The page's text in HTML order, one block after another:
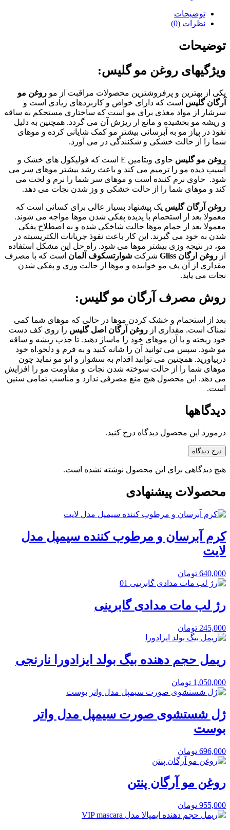
توضیحات
نظرات (0)
توضیحات
ویژگیهای روغن مو گلیس:
یکی از بهترین و پرفروشترین محصولات مراقبت از مو روغن مو
آرگان گلیس است که دارای خواص و کاربردهای زیادی است و
سرشار از مواد مغذی برای مو است که ساختاری مستحکم به ساقه
و ریشه مو بخشیده و مانع ار ریزش آن می گردد. همچنین به دلیل
نفوذ در پیاز مو به آبرسانی بیشتر مو کمک شایانی کرده و موهای
شما را از حالت خشکی و شکنندگی در می آورد.
روغن مو گلیس
حاوی ویتامین E است که فولیکول‌ های خشک و
آسیب دیده مو را ترمیم می کند و باعث رشد بیشتر موهای سر می‌
شود. حاوی نرم کننده است و موهای سر شما را نرم و لخت می
کند و موهای شما را از حالت خشکی و وز شدن نجات می دهد.
روغن آرگانگلیس یک پیشنهاد بسیار عالی برای کسانی است که
معمولا بعد از استحمام با پدیده پفکی شدن موها مواجه می شوند.
معمولا بعد از حمام موها حالت شاخکی شده و به اصطلاح پفکی
شدن به خود می گیرند. این کار باعث نفوذ جریانات الکتریسیته در
مو، در نتیجه وزی بیشتر موها می شود. راه حل این مشکل استفاده
از روغن ارگان Gliss شرکت شوارتسکوف آلمان است که با مصرف
مقداری از آن پف مو خوابیده و موها از حالت وزی و پفکی شدن
نجات می یابد.
روش مصرف آرگان مو گلیس:
بعد از استحمام و خشک کردن موها در حالی که موهای شما کمی
نمناک است. مقداری از روغن آرگان اصل گلیس را روی کف دست
خود ریخته و با آن موهای خود را ماساژ دهید. تا جذب ریشه و ساقه
مو شود. سپس می توانید آن را شانه کنید و به فرم و دلخو.اه خود
دربیاورید. همچنین می توانید اقدام به سشوار و اتو مو نماید چون
موهای شما را از حالت سوخته شدن نجات و مقاومت مو را افزایش
می دهد. این محصول هیچ منع مصرفی ندارد و مناسب تمامی سنین
است.
دیدگاهها
درمورد این محصول دیدگاه درج کنید.
درج دیدگاه
هیچ دیدگاهی برای این محصول نوشته نشده است.
محصولات پیشنهادی
کرم آبرسان و مرطوب کننده سیمپل مدل
لایت
640,000 تومان
رژ لب مات مدادی گابرینی
245,000 تومان
ریمل حجم دهنده بیگ بولد ایزادورا نارنجی
1,050,000 تومان
ژل شستشوی صورت سیمپل مدل واتر
بوست
696,000 تومان
روغن مو آرگان پنتن
955,000 تومان